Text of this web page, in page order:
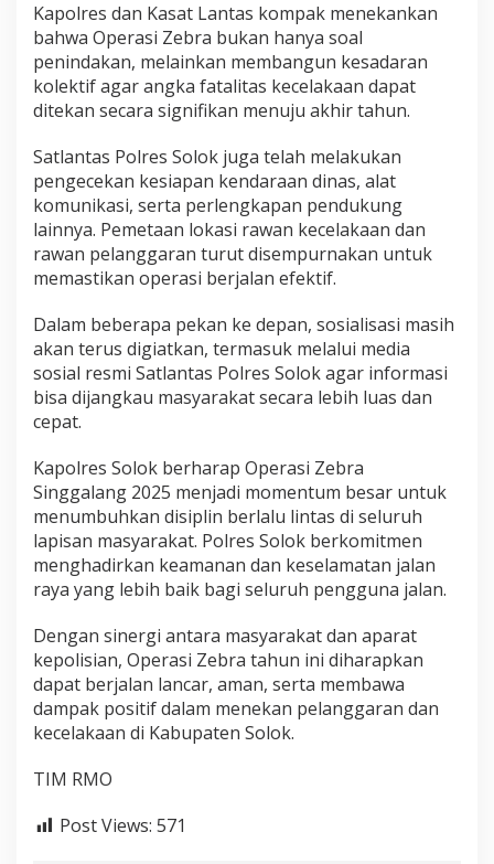
Kapolres dan Kasat Lantas kompak menekankan
bahwa Operasi Zebra bukan hanya soal
penindakan, melainkan membangun kesadaran
kolektif agar angka fatalitas kecelakaan dapat
ditekan secara signifikan menuju akhir tahun.
Satlantas Polres Solok juga telah melakukan
pengecekan kesiapan kendaraan dinas, alat
komunikasi, serta perlengkapan pendukung
lainnya. Pemetaan lokasi rawan kecelakaan dan
rawan pelanggaran turut disempurnakan untuk
memastikan operasi berjalan efektif.
Dalam beberapa pekan ke depan, sosialisasi masih
akan terus digiatkan, termasuk melalui media
sosial resmi Satlantas Polres Solok agar informasi
bisa dijangkau masyarakat secara lebih luas dan
cepat.
Kapolres Solok berharap Operasi Zebra
Singgalang 2025 menjadi momentum besar untuk
menumbuhkan disiplin berlalu lintas di seluruh
lapisan masyarakat. Polres Solok berkomitmen
menghadirkan keamanan dan keselamatan jalan
raya yang lebih baik bagi seluruh pengguna jalan.
Dengan sinergi antara masyarakat dan aparat
kepolisian, Operasi Zebra tahun ini diharapkan
dapat berjalan lancar, aman, serta membawa
dampak positif dalam menekan pelanggaran dan
kecelakaan di Kabupaten Solok.
TIM RMO
Post Views: 571